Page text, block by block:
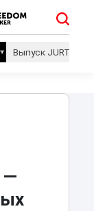
Выпуск JURT
—